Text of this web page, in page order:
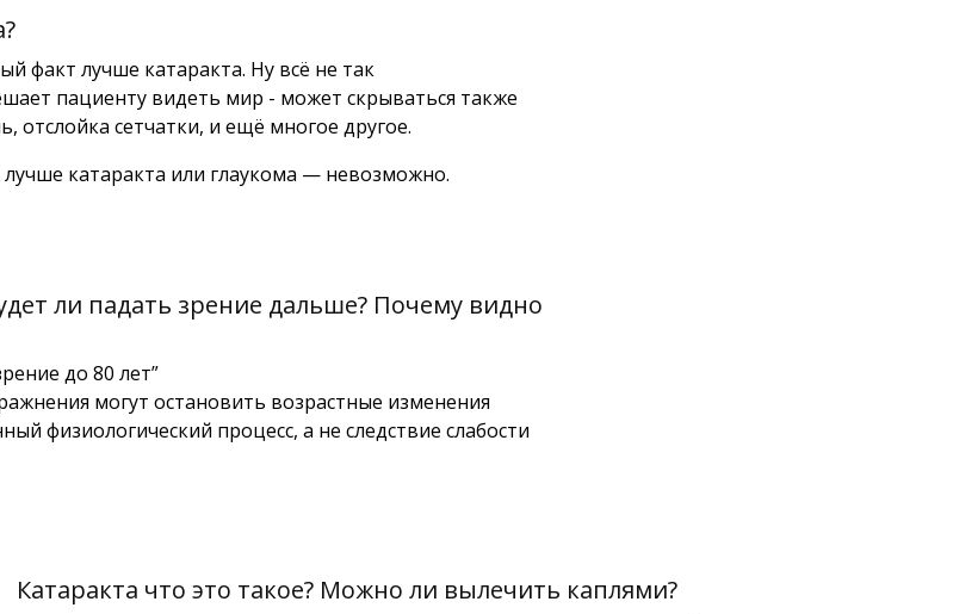
факт лучше катаракта. Ну всё не так
пациенту видеть мир - может скрываться также
отслойка сетчатки, и ещё многое другое.
катаракта или глаукома — невозможно.
ли падать зрение дальше? Почему видно
до 80 лет”
могут остановить возрастные изменения
физиологический процесс, а не следствие слабости
Катаракта что это такое? Можно ли вылечить каплями?